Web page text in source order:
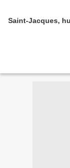
Saint-Jacques,